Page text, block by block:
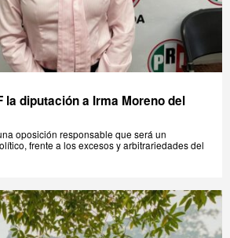
la diputación a Irma Moreno del
oposición responsable que será un
frente a los excesos y arbitrariedades del